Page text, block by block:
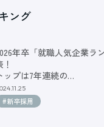
ング
年卒「就職人気企業ラ
ップは7年連続の…
#新卒採用